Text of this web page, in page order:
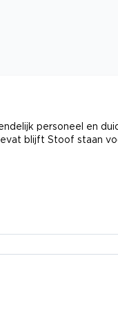
personeel en
blijft Stoof staan